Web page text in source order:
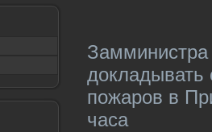
пожаров в
часа